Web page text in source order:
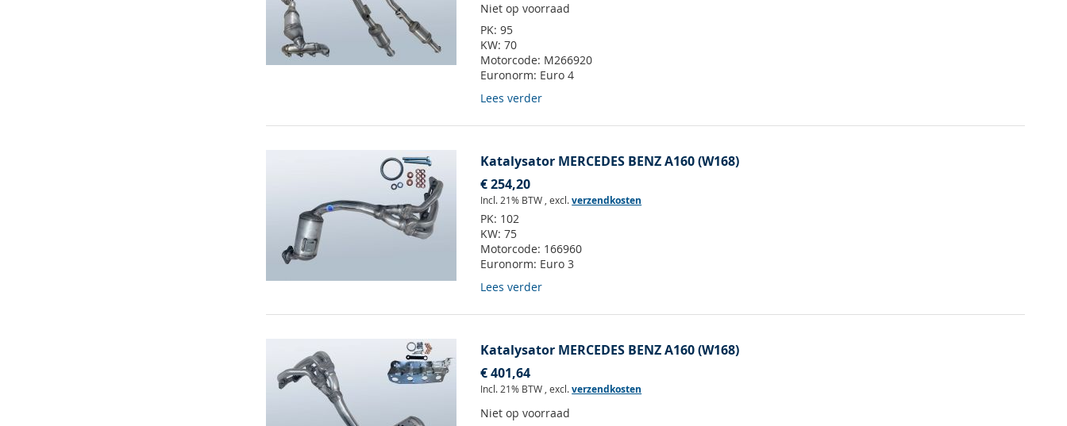
Niet op voorraad
PK:95
KW:70
Motorcode: M266920
Euronorm: Euro 4
Lees verder
Katalysator MERCEDES BENZ A160 (W168)
€ 254,20
Incl. 21% BTW ,excl.verzendkosten
PK: 102
KW:75
Motorcode: 166960
Euronorm: Euro 3
Lees verder
Katalysator MERCEDES BENZ A160 (W168)
€ 401,64
Incl. 21% BTW ,excl.verzendkosten
Niet op voorraad